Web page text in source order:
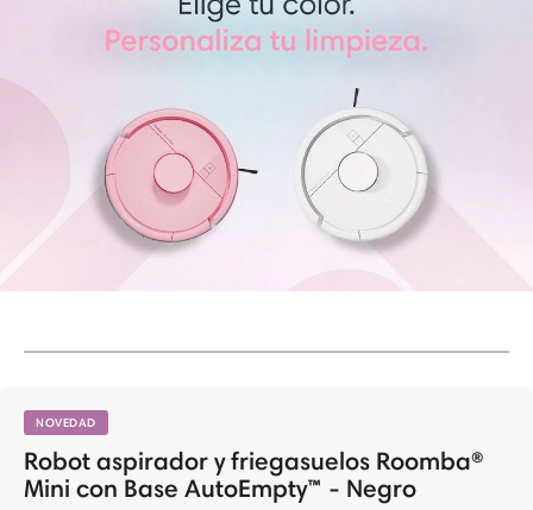
NOVEDAD
Robot aspirador y friegasuelos Roomba®
Mini con Base AutoEmpty™ - Negro